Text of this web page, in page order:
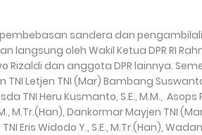
sandera dan
langsung oleh Wakil Ketua DPR RI
Rizaldi dan anggota DPR lainnya.
Letjen TNI (Mar) Bambang
TNI Heru Kusmanto, S.E., M.M., Asops
M.Tr.(Han), Dankormar Mayjen TNI
Eris Widodo Y., S.E., M.Tr.(Han),